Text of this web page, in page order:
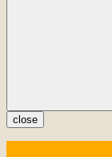
close